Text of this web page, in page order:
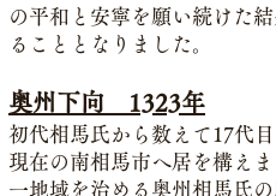
の平和と安寧を願い続けた
ることとなりました。
奥州下向 1323年
初代相馬氏から数えて17代
現在の南相馬市へ居を構え
一地域を治める奥州相馬氏の